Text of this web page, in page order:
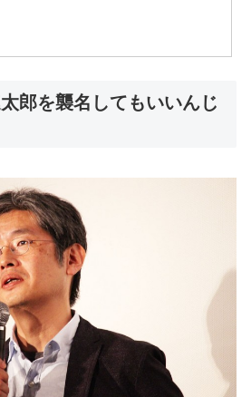
郎を襲名してもいいんじ